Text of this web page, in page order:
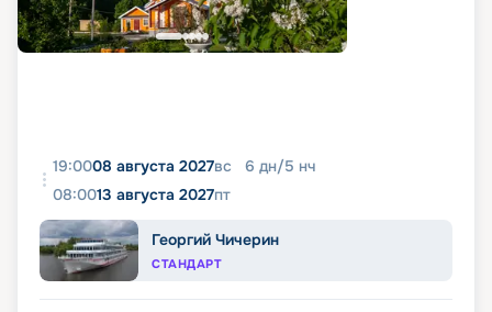
19:0008 августа 2027вс 6 дн/5 нч
08:0013 августа 2027пт
Георгий Чичерин
СТАНДАРТ